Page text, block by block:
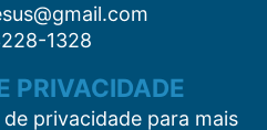
1328
PRIVACIDADE
privacidade para mais